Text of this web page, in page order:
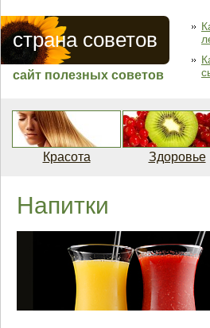
страна советов
сайт полезных советов
Красота Здоровье
Напитки